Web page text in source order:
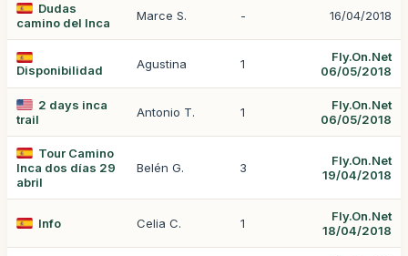
Dudas
camino del Inca
Marce S. - 16/04/2018
Disponibilidad Agustina 1
Fly.On.Net
06/05/2018
2 days inca
trail
Antonio T. 1
Fly.On.Net
06/05/2018
Tour Camino
Inca dos días 29
abril
Belén G. 3
Fly.On.Net
19/04/2018
Info Celia C. 1
Fly.On.Net
18/04/2018